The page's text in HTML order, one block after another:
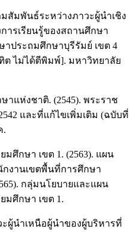
สัมพันธ์ระหว่างภาวะผู้นำเชิง
ารเรียนรู้ของสถานศึกษา
ประถมศึกษาบุรีรัมย์ เขต 4
ไม่ได้ตีพิมพ์]. มหาวิทยาลัย
แห่งชาติ. (2545). พระราช
และที่แก้ไขเพิ่มเติม (ฉบับที่
.
ศึกษา เขต 1. (2563). แผน
งานเขตพื้นที่การศึกษา
กลุ่มนโยบายและแผน
มศึกษา เขต 1.
ะผู้นำเหนือผู้นำของผู้บริหารที่